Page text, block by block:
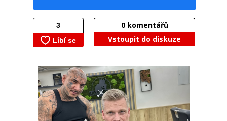
0komentářů
Vstoupit do diskuze